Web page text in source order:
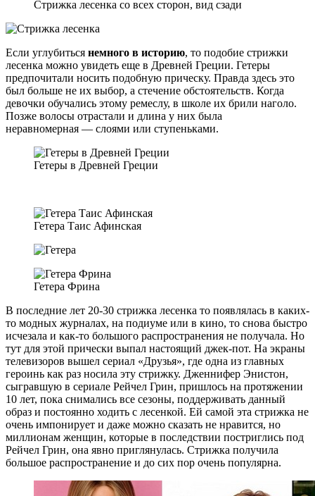
Стрижка лесенка со всех сторон, вид сзади
Если углубиться немного в историю, то подобие стрижки
лесенка можно увидеть еще в Древней Греции. Гетеры
предпочитали носить подобную прическу. Правда здесь это
был больше не их выбор, а стечение обстоятельств. Когда
девочки обучались этому ремеслу, в школе их брили наголо.
Позже волосы отрастали и длина у них была
неравномерная — слоями или ступеньками.
Гетеры в Древней Греции
Гетера Таис Афинская
Гетера Фрина
В последние лет 20-30 стрижка лесенка то появлялась в каких-
то модных журналах, на подиуме или в кино, то снова быстро
исчезала и как-то большого распространения не получала. Но
тут для этой прически выпал настоящий джек-пот. На экраны
телевизоров вышел сериал «Друзья», где одна из главных
героинь как раз носила эту стрижку. Дженнифер Энистон,
сыгравшую в сериале Рейчел Грин, пришлось на протяжении
10 лет, пока снимались все сезоны, поддерживать данный
образ и постоянно ходить с лесенкой. Ей самой эта стрижка не
очень импонирует и даже можно сказать не нравится, но
миллионам женщин, которые в последствии постриглись под
Рейчел Грин, она явно приглянулась. Стрижка получила
большое распространение и до сих пор очень популярна.